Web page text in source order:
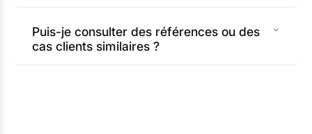
Puis-je consulter des références ou des
cas clients similaires ?